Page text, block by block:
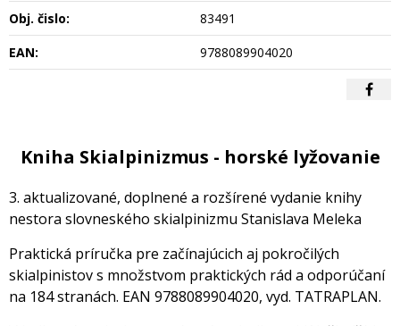
Obj. čislo:
83491
EAN:
9788089904020
Kniha Skialpinizmus - horské lyžovanie
3. aktualizované, doplnené a rozšírené vydanie knihy
nestora slovneského skialpinizmu Stanislava Meleka
Praktická príručka pre začínajúcich aj pokročilých
skialpinistov s množstvom praktických rád a odporúčaní
na 184 stranách. EAN 9788089904020, vyd. TATRAPLAN.